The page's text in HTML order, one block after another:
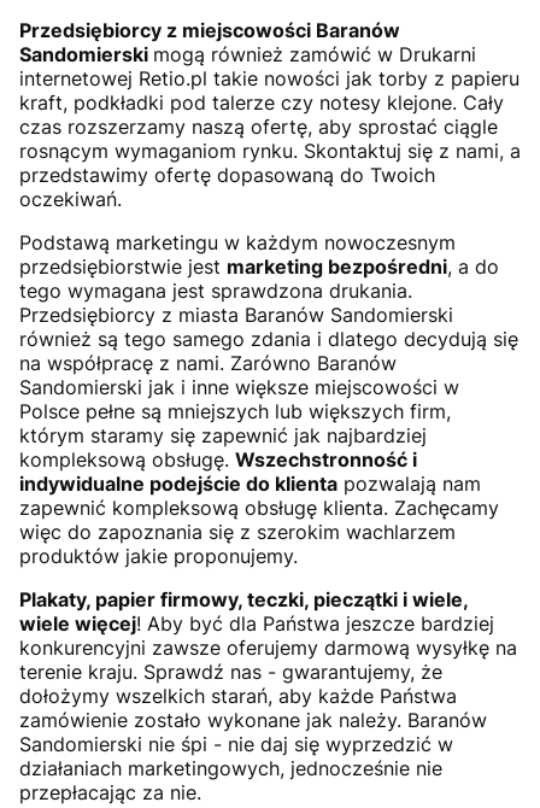
Przedsiębiorcy z miejscowości Baranów
Sandomierski mogą również zamówić w Drukarni
internetowej Retio.pl takie nowości jak torby z papieru
kraft, podkładki pod talerze czy notesy klejone. Cały
czas rozszerzamy naszą ofertę, aby sprostać ciągle
rosnącym wymaganiom rynku. Skontaktuj się z nami, a
przedstawimy ofertę dopasowaną do Twoich
oczekiwań.
Podstawą marketingu w każdym nowoczesnym
przedsiębiorstwie jest marketing bezpośredni, a do
tego wymagana jest sprawdzona drukania.
Przedsiębiorcy z miasta Baranów Sandomierski
również są tego samego zdania i dlatego decydują się
na współpracę z nami. Zarówno Baranów
Sandomierski jak i inne większe miejscowości w
Polsce pełne są mniejszych lub większych firm,
którym staramy się zapewnić jak najbardziej
kompleksową obsługę. Wszechstronność i
indywidualne podejście do klienta pozwalają nam
zapewnić kompleksową obsługę klienta. Zachęcamy
więc do zapoznania się z szerokim wachlarzem
produktów jakie proponujemy.
Plakaty, papier firmowy, teczki, pieczątki i wiele,
wiele więcej! Aby być dla Państwa jeszcze bardziej
konkurencyjni zawsze oferujemy darmową wysyłkę na
terenie kraju. Sprawdź nas - gwarantujemy, że
dołożymy wszelkich starań, aby każde Państwa
zamówienie zostało wykonane jak należy. Baranów
Sandomierski nie śpi - nie daj się wyprzedzić w
działaniach marketingowych, jednocześnie nie
przepłacając za nie.